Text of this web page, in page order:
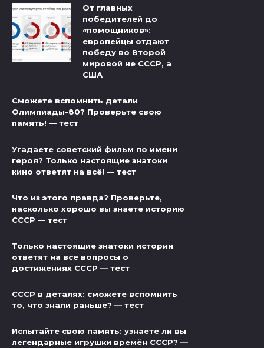
От главных
победителей до
«помощников»:
европейцы отдают
победу во Второй
мировой не СССР, а
США
Сможете вспомнить детали
Олимпиады-80? Проверьте свою
память! — тест
Угадаете советский фильм по имени
героя? Только настоящие знатоки
кино ответят на всё! — тест
Что из этого правда? Проверьте,
насколько хорошо вы знаете историю
СССР — тест
Только настоящие знатоки истории
ответят на все вопросы о
достижениях СССР — тест
СССР в деталях: сможете вспомнить
то, что знали раньше? — тест
Испытайте свою память: узнаете ли вы
легендарные игрушки времён СССР? —